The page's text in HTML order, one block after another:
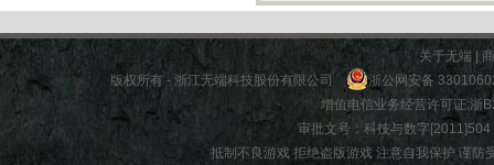
关于无端 |
版权所有 - 浙江无端科技股份有限公司
浙公网安备
增值电信业务经营许可证:浙
审批文号：科技与数字
抵制不良游戏 拒绝盗版游戏 注意自我保护 谨